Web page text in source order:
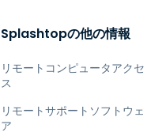
Splashtopの他の情報
リモートコンピュータアクセ
ス
リモートサポートソフトウェ
ア